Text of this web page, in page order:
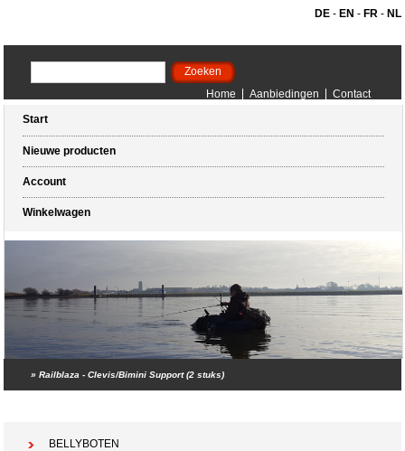
DE- EN - FR- NL
Home Aanbiedingen
Contact
Start
Nieuwe producten
Account
Winkelwagen
»Railblaza - Clevis/Bimini Support (2 stuks)
BELLYBOTEN